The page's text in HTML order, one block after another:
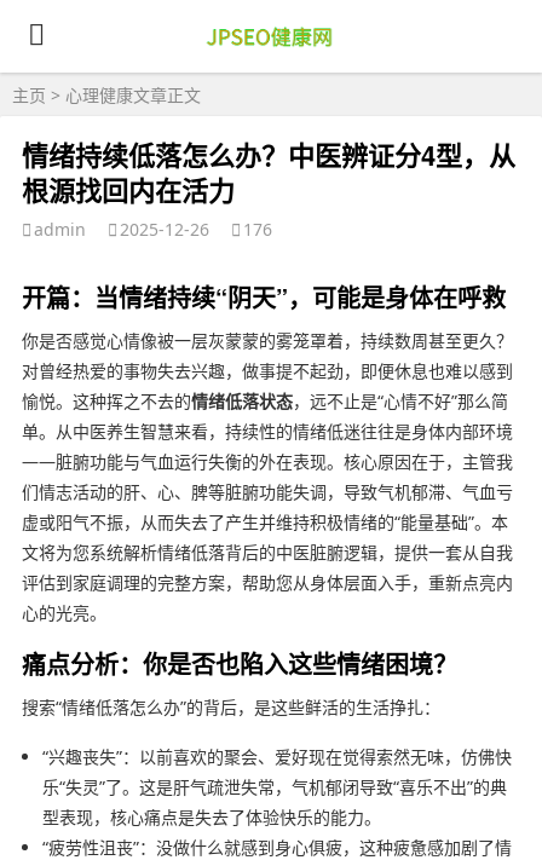
主页 > 心理健康文章正文
情绪持续低落怎么办？中医辨证分4型，从
根源找回内在活力
admin 2025-12-26 176
开篇：当情绪持续“阴天”，可能是身体在呼救
你是否感觉心情像被一层灰蒙蒙的雾笼罩着，持续数周甚至更久？
对曾经热爱的事物失去兴趣，做事提不起劲，即便休息也难以感到
愉悦。这种挥之不去的情绪低落状态，远不止是“心情不好”那么简
单。从中医养生智慧来看，持续性的情绪低迷往往是身体内部环境
——脏腑功能与气血运行失衡的外在表现。核心原因在于，主管我
们情志活动的肝、心、脾等脏腑功能失调，导致气机郁滞、气血亏
虚或阳气不振，从而失去了产生并维持积极情绪的“能量基础”。本
文将为您系统解析情绪低落背后的中医脏腑逻辑，提供一套从自我
评估到家庭调理的完整方案，帮助您从身体层面入手，重新点亮内
心的光亮。
痛点分析：你是否也陷入这些情绪困境？
搜索“情绪低落怎么办”的背后，是这些鲜活的生活挣扎：
“兴趣丧失”：以前喜欢的聚会、爱好现在觉得索然无味，仿佛快
乐“失灵”了。这是肝气疏泄失常，气机郁闭导致“喜乐不出”的典
型表现，核心痛点是失去了体验快乐的能力。
“疲劳性沮丧”：没做什么就感到身心俱疲，这种疲惫感加剧了情